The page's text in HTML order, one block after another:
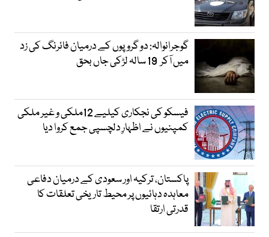
گوجرانوالہ: دو گروپوں کے درمیان فائرنگ کی زد
میں آکر 19 سالہ لڑکی جاں بحق
فیسکو کی نجکاری کیلیے 12ملکی و غیر ملکی
کمپنیوں نے اظہارِ دلچسپی جمع کروا دیا
پاکستان، ترکیہ اور سعودی کے درمیان دفاعی
معاہدہ دہائیوں پر محیط تاریخی تعلقات کا
قدرتی ارتقا